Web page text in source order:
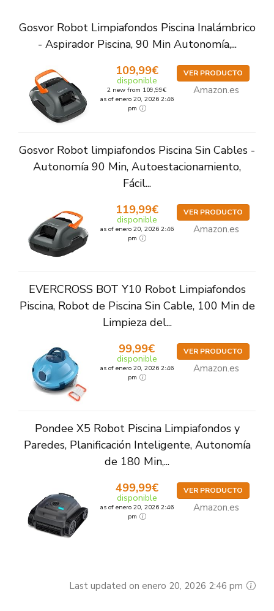
Gosvor Robot Limpiafondos Piscina Inalámbrico
- Aspirador Piscina, 90 Min Autonomía,...
109,99€
disponible
2 new from 109,99€
as of enero 20, 2026 2:46
pm
VER PRODUCTO
Amazon.es
Gosvor Robot limpiafondos Piscina Sin Cables -
Autonomía 90 Min, Autoestacionamiento,
Fácil...
119,99€
disponible
as of enero 20, 2026 2:46
pm
VER PRODUCTO
Amazon.es
EVERCROSS BOT Y10 Robot Limpiafondos
Piscina, Robot de Piscina Sin Cable, 100 Min de
Limpieza del...
99,99€
disponible
as of enero 20, 2026 2:46
pm
VER PRODUCTO
Amazon.es
Pondee X5 Robot Piscina Limpiafondos y
Paredes, Planificación Inteligente, Autonomía
de 180 Min,...
499,99€
disponible
as of enero 20, 2026 2:46
pm
VER PRODUCTO
Amazon.es
Last updated on enero 20, 2026 2:46 pm